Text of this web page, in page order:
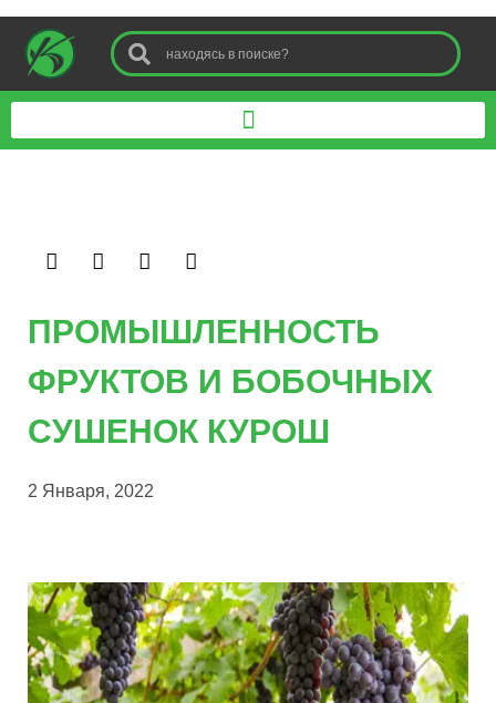
ПРОМЫШЛЕННОСТЬ
ФРУКТОВ И БОБОЧНЫХ
СУШЕНОК КУРОШ
2 Января, 2022